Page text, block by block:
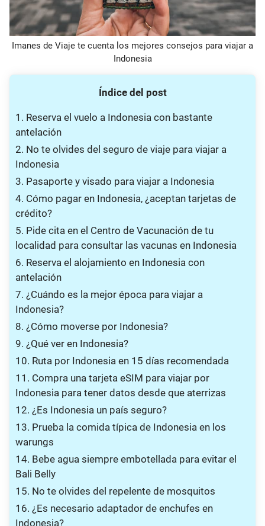
Imanes de Viaje te cuenta los mejores consejos para viajar a
Indonesia
Índice del post
1. Reserva el vuelo a Indonesia con bastante
antelación
2. No te olvides del seguro de viaje para viajar a
Indonesia
3. Pasaporte y visado para viajar a Indonesia
4. Cómo pagar en Indonesia, ¿aceptan tarjetas de
crédito?
5. Pide cita en el Centro de Vacunación de tu
localidad para consultar las vacunas en Indonesia
6. Reserva el alojamiento en Indonesia con
antelación
7. ¿Cuándo es la mejor época para viajar a
Indonesia?
8. ¿Cómo moverse por Indonesia?
9. ¿Qué ver en Indonesia?
10. Ruta por Indonesia en 15 días recomendada
11. Compra una tarjeta eSIM para viajar por
Indonesia para tener datos desde que aterrizas
12. ¿Es Indonesia un país seguro?
13. Prueba la comida típica de Indonesia en los
warungs
14. Bebe agua siempre embotellada para evitar el
Bali Belly
15. No te olvides del repelente de mosquitos
16. ¿Es necesario adaptador de enchufes en
Indonesia?